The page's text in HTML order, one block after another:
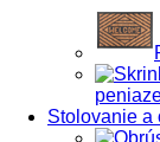
Stolovanie a